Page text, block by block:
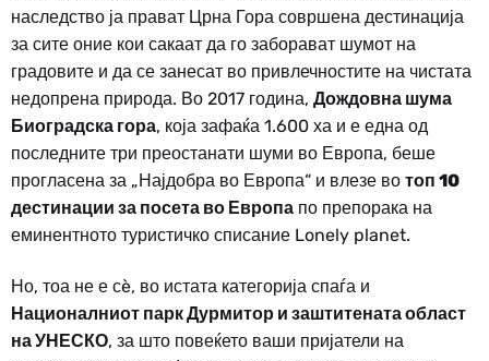
наследство ја прават Црна Гора совршена дестинација
за сите оние кои сакаат да го заборават шумот на
градовите и да се занесат во привлечностите на чистата
недопрена природа. Во 2017 година, Дождовна шума
Биоградска гора, која зафаќа 1.600 ха и е една од
последните три преостанати шуми во Европа, беше
прогласена за „Најдобра во Европа“ и влезе во топ 10
дестинации за посета во Европа по препорака на
еминентното туристичко списание Lonely planet.
Но, тоа не е сè, во истата категорија спаѓа и
Националниот парк Дурмитор и заштитената област
на УНЕСКО, за што повеќето ваши пријатели на